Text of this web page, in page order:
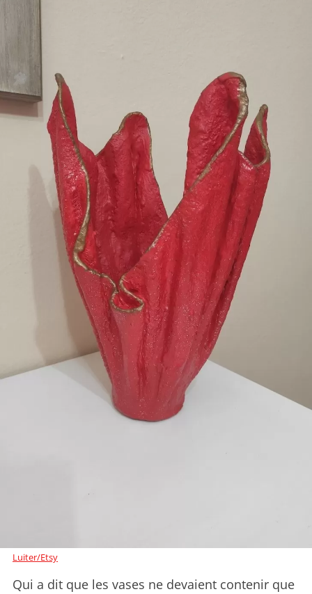
Luiter/Etsy
Qui a dit que les vases ne devaient contenir que